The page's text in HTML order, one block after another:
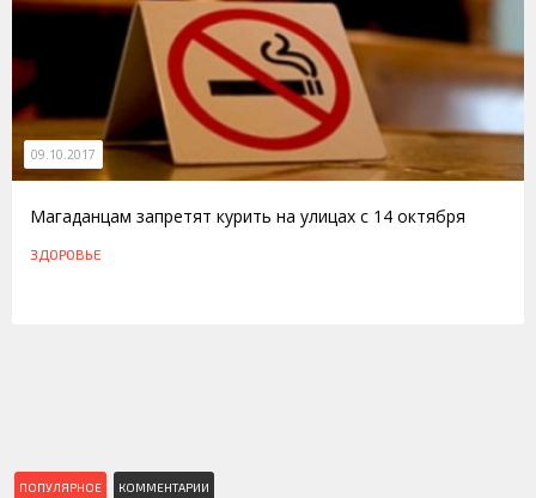
09.10.2017
Магаданцам запретят курить на улицах с 14 октября
ЗДОРОВЬЕ
ПОПУЛЯРНОЕ КОММЕНТАРИИ